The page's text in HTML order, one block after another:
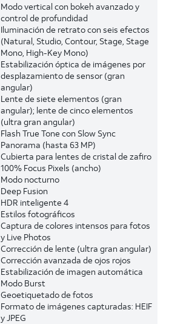
Modo vertical con bokeh avanzado y
control de profundidad
Iluminación de retrato con seis efectos
(Natural, Studio, Contour, Stage, Stage
Mono, High-Key Mono)
Estabilización óptica de imágenes por
desplazamiento de sensor (gran
angular)
Lente de siete elementos (gran
angular); lente de cinco elementos
(ultra gran angular)
Flash True Tone con Slow Sync
Panorama (hasta 63 MP)
Cubierta para lentes de cristal de zafiro
100% Focus Pixels (ancho)
Modo nocturno
Deep Fusion
HDR inteligente 4
Estilos fotográficos
Captura de colores intensos para fotos
y Live Photos
Corrección de lente (ultra gran angular)
Corrección avanzada de ojos rojos
Estabilización de imagen automática
Modo Burst
Geoetiquetado de fotos
Formato de imágenes capturadas: HEIF
y JPEG